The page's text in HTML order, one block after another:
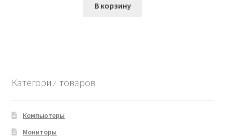
В корзину
Категории товаров
Компьютеры
Мониторы